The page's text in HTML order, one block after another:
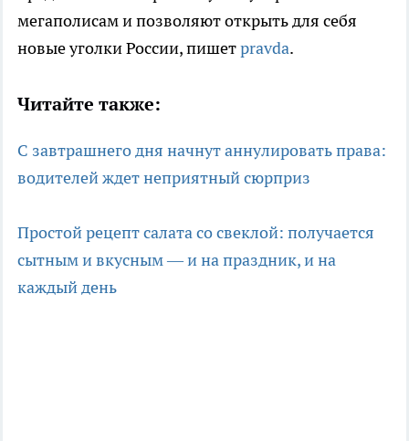
мегаполисам и позволяют открыть для себя
новые уголки России, пишетpravda.
Читайте также:
С завтрашнего дня начнут аннулировать права:
водителей ждет неприятный сюрприз
Простой рецепт салата со свеклой: получается
сытным и вкусным — и на праздник, и на
каждый день